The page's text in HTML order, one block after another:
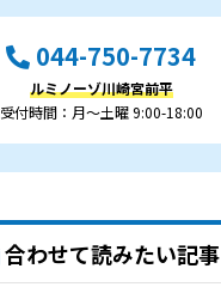
044-750-7734
ルミノーゾ川崎宮前平
受付時間：月～土曜 9:00-18:00
合わせて読みたい記事